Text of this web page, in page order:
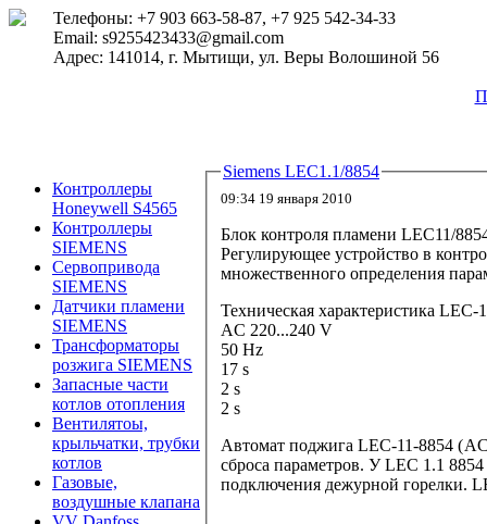
Телефоны: +7 903 663-58-87, +7 925 542-34-33
Email: s9255423433@gmail.com
Адрес: 141014, г. Мытищи, ул. Веры Волошиной 56
Контроллеры
Honeywell S4565
Контроллеры
SIEMENS
Сервопривода
SIEMENS
Датчики пламени
SIEMENS
Трансформаторы
розжига SIEMENS
Запасные части
котлов отопления
Вентилятоы,
крыльчатки, трубки
котлов
Газовые,
воздушные клапана
Siemens LEC1.1/8854
09:34 19 января 2010
Блок контроля пламени LEC11/
Регулирующее устройство в
множественного определения
Техническая характеристика LEC-
AC 220...240 V
50 Hz
17 s
2 s
2 s
Автомат поджига LEC-11-8854 (
сброса параметров. У LEC 1.1
подключения дежурной горелки.